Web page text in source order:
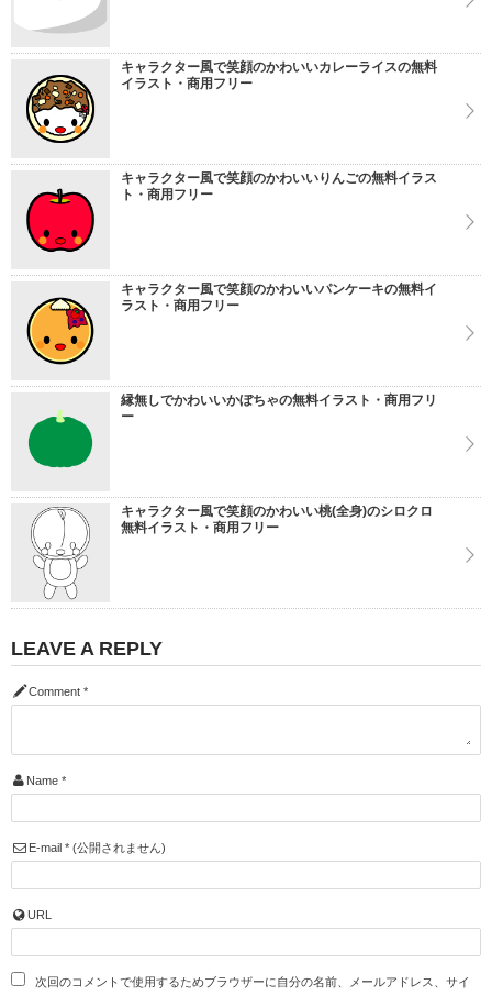
キャラクター風で笑顔のかわいいカレーライスの無料
イラスト・商用フリー
キャラクター風で笑顔のかわいいりんごの無料イラス
ト・商用フリー
キャラクター風で笑顔のかわいいパンケーキの無料イ
ラスト・商用フリー
縁無しでかわいいかぼちゃの無料イラスト・商用フリ
ー
キャラクター風で笑顔のかわいい桃(全身)のシロクロ
無料イラスト・商用フリー
LEAVE A REPLY
Comment *
Name *
E-mail *(公開されません)
URL
次回のコメントで使用するためブラウザーに自分の名前、メールアドレス、サイ